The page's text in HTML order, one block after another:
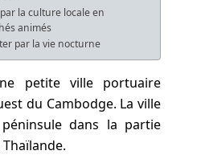
la culture locale en
animés
par la vie nocturne
petite ville portuaire
du Cambodge. La ville
dans la partie